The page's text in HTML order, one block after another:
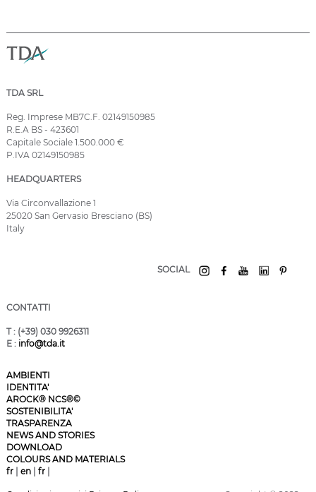
TDA SRL
Reg. Imprese MB7C.F. 02149150985
R.E.A BS - 423601
Capitale Sociale 1.500.000 €
P.IVA 02149150985
HEADQUARTERS
Via Circonvallazione 1
25020 San Gervasio Bresciano (BS)
Italy
SOCIAL
CONTATTI
T: (+39) 030 9926311
E : info@tda.it
AMBIENTI
IDENTITA'
AROCK® NCS®©
SOSTENIBILITA'
TRASPARENZA
NEWS AND STORIES
DOWNLOAD
COLOURS AND MATERIALS
fr | en | fr |